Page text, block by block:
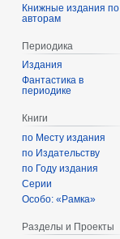
Книжные издания по
авторам
Периодика
Издания
Фантастика в
периодике
Книги
по Месту издания
по Издательству
по Году издания
Серии
Особо: «Рамка»
Разделы и Проекты